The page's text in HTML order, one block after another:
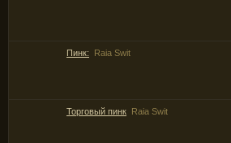
Пинк: Raia Swit
Торговый пинк Raia Swit